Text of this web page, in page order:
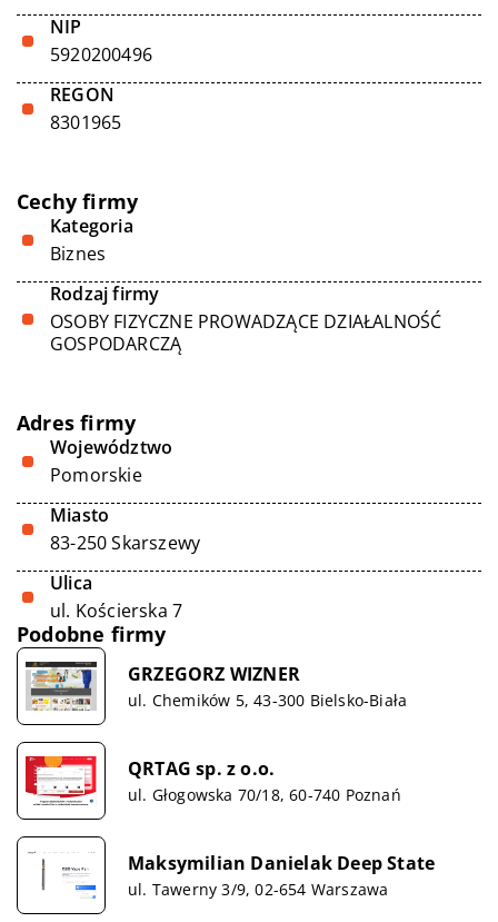
NIP
5920200496
REGON
8301965
Cechy firmy
Kategoria
Biznes
Rodzaj firmy
OSOBY FIZYCZNE PROWADZĄCE DZIAŁALNOŚĆ
GOSPODARCZĄ
Adres firmy
Województwo
Pomorskie
Miasto
83-250 Skarszewy
Ulica
ul. Kościerska 7
Podobne firmy
GRZEGORZ WIZNER
ul. Chemików 5, 43-300 Bielsko-Biała
QRTAG sp. z o.o.
ul. Głogowska 70/18, 60-740 Poznań
Maksymilian Danielak Deep State
ul. Tawerny 3/9, 02-654 Warszawa